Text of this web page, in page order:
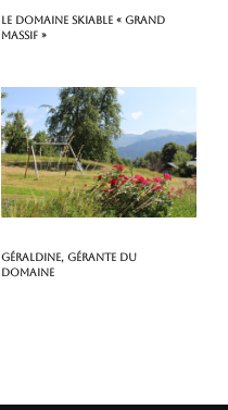
Le domaine skiable « Grand
Massif »
Géraldine, gérante du
domaine